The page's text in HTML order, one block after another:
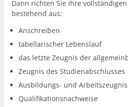
Dann richten Sie Ihre
bestehend aus:
Anschreiben
tabellarischer Lebenslauf
das letzte Zeugnis der
Zeugnis des Studienabschlusses
Ausbildungs- und
Qualifikationsnachweise